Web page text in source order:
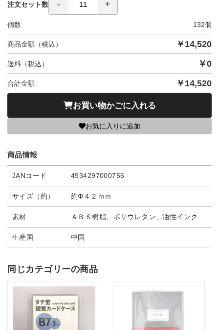
注文セット数
個数 132個
商品金額（税込） ￥ 14,520
送料（税込） ￥0
合計金額 ￥ 14,520
お買い物かごに入れる
お気に入りに追加
商品情報
JANコード 4934297000756
サイズ（約） 約Φ４２ｍｍ
素材 ＡＢＳ樹脂、ポリウレタン、油性インク
生産国 中国
同じカテゴリーの商品